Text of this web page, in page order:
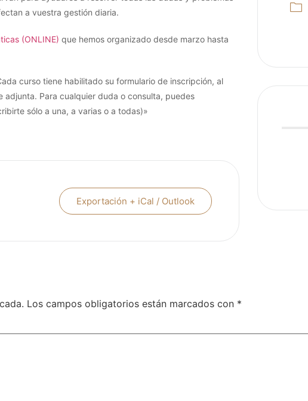
a vuestra gestión diaria.
(ONLINE) que hemos organizado desde marzo hasta
curso tiene habilitado su formulario de inscripción, al
Para cualquier duda o consulta, puedes
sólo a una, a varias o a todas)»
Exportación + iCal / Outlook
Los campos obligatorios están marcados con *